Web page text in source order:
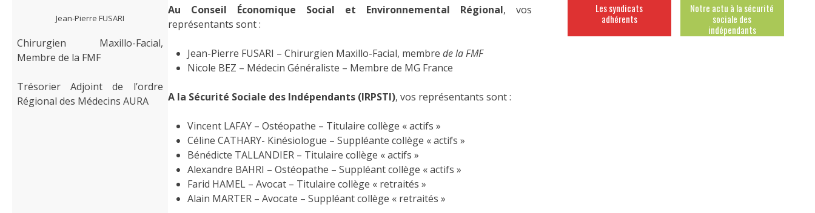
Jean-Pierre FUSARI
Chirurgien Maxillo-Facial,
Membre de la FMF
Trésorier Adjoint de l’ordre
Régional des Médecins AURA
Au Conseil Économique Social et Environnemental Régional, vos
représentants sont :
Jean-Pierre FUSARI – Chirurgien Maxillo-Facial, membre de la FMF
Nicole BEZ – Médecin Généraliste – Membre de MG France
A la Sécurité Sociale des Indépendants (IRPSTI), vos représentants sont :
Vincent LAFAY – Ostéopathe – Titulaire collège « actifs »
Céline CATHARY- Kinésiologue – Suppléante collège « actifs »
Bénédicte TALLANDIER – Titulaire collège « actifs »
Alexandre BAHRI – Ostéopathe – Suppléant collège « actifs »
Farid HAMEL – Avocat – Titulaire collège « retraités »
Alain MARTER – Avocate – Suppléant collège « retraités »
Les syndicats
adhérents
Notre actu à la sécurité
sociale des
indépendants